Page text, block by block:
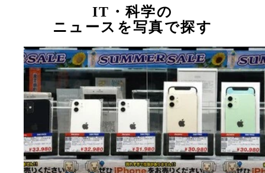
IT・科学の
ニュースを写真で探す